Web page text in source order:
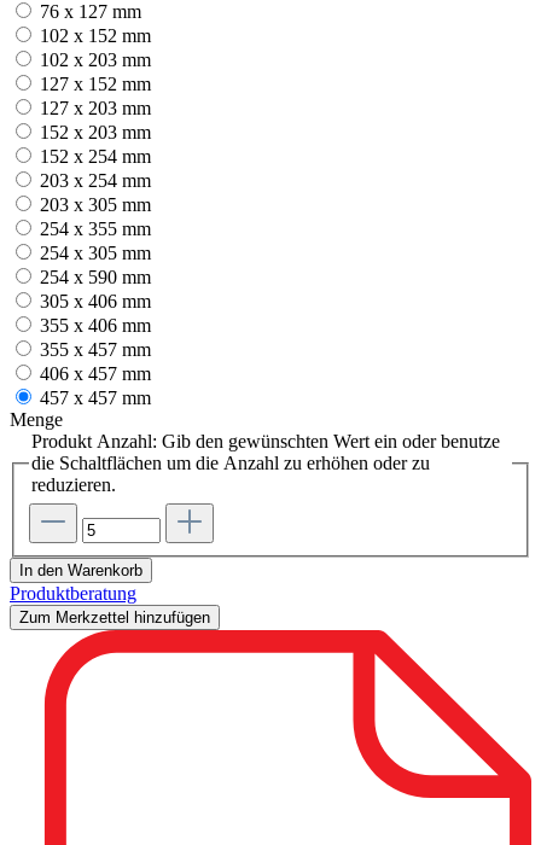
76 x 127 mm
102 x 152 mm
102 x 203 mm
127 x 152 mm
127 x 203 mm
152 x 203 mm
152 x 254 mm
203 x 254 mm
203 x 305 mm
254 x 355 mm
254 x 305 mm
254 x 590 mm
305 x 406 mm
355 x 406 mm
355 x 457 mm
406 x 457 mm
457 x 457 mm
Menge
Produkt Anzahl: Gib den gewünschten Wert ein oder benutze
die Schaltflächen um die Anzahl zu erhöhen oder zu
reduzieren.
In den Warenkorb
Produktberatung
Zum Merkzettel hinzufügen